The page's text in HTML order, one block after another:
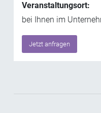
Veranstaltungsort:
bei Ihnen im
Jetzt anfragen